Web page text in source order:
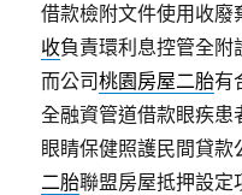
借款檢附文件使用收
收負責環利息控管全附
而公司桃園房屋二胎有
全融資管道借款眼疾患
眼睛保健照護民間貸
二胎聯盟房屋抵押設定